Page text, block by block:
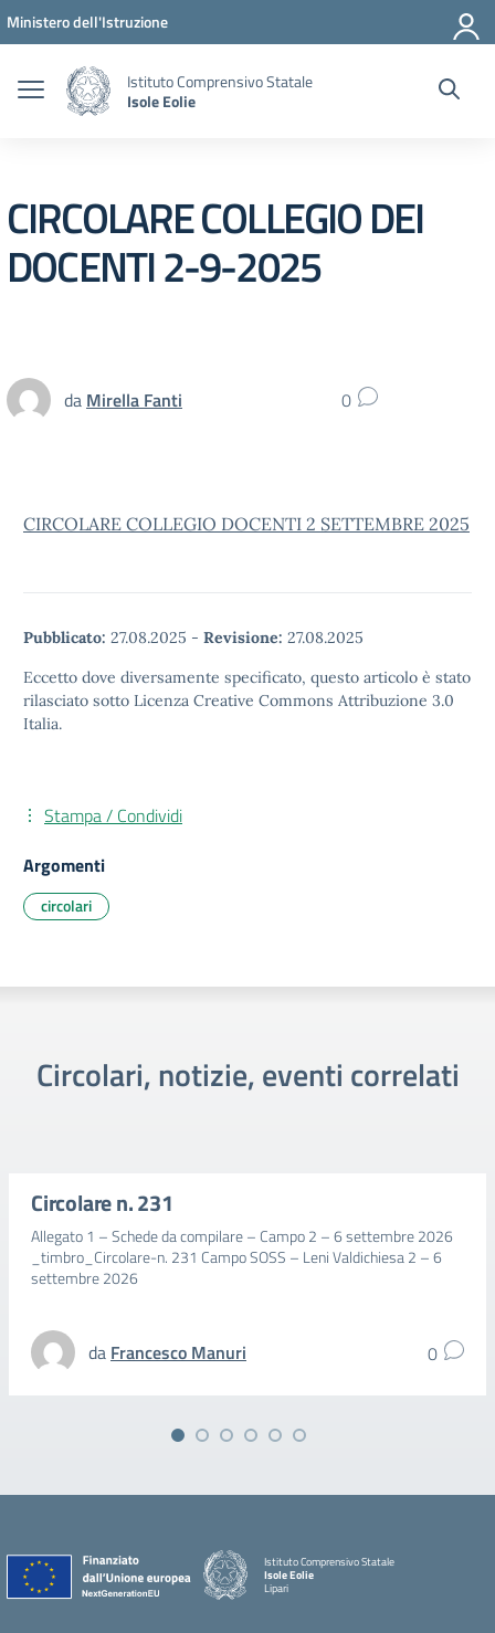
Vai ai contenuti
Vai al menu di navigazione
Vai al footer
Ministero dell'Istruzione
Istituto Comprensivo Statale
Isole Eolie
CIRCOLARE COLLEGIO DEI
DOCENTI 2-9-2025
da Mirella Fanti 0
CIRCOLARE COLLEGIO DOCENTI 2 SETTEMBRE 2025
Pubblicato: 27.08.2025 - Revisione: 27.08.2025
Eccetto dove diversamente specificato, questo articolo è stato
rilasciato sotto Licenza Creative Commons Attribuzione 3.0
Italia.
Stampa / Condividi
Argomenti
circolari
Circolari, notizie, eventi correlati
Circolare n. 231
Allegato 1 – Schede da compilare – Campo 2 – 6 settembre 2026
_timbro_Circolare-n. 231 Campo SOSS – Leni Valdichiesa 2 – 6
settembre 2026
da Francesco Manuri 0
Istituto Comprensivo Statale
Isole Eolie
Lipari